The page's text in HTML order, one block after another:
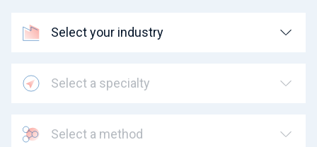
Select your industry
Select a specialty
Select a method